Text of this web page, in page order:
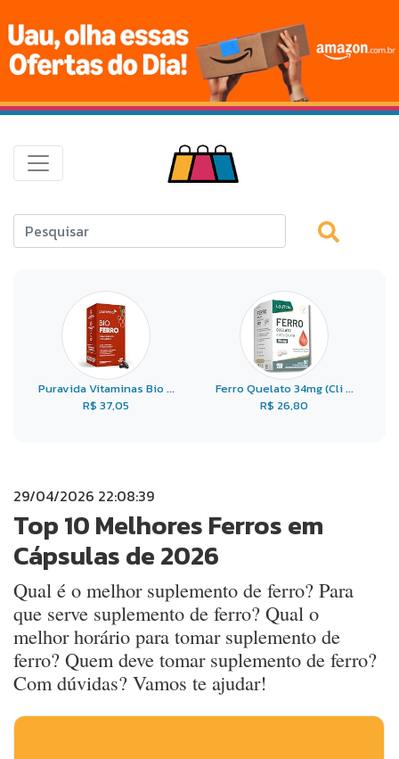
Puravida Vitaminas Bio ...
R$ 37,05
Ferro Quelato 34mg (Cli ...
R$ 26,80
29/04/2026 22:08:39
Top 10 Melhores Ferros em
Cápsulas de 2026
Qual é o melhor suplemento de ferro? Para
que serve suplemento de ferro? Qual o
melhor horário para tomar suplemento de
ferro? Quem deve tomar suplemento de ferro?
Com dúvidas? Vamos te ajudar!